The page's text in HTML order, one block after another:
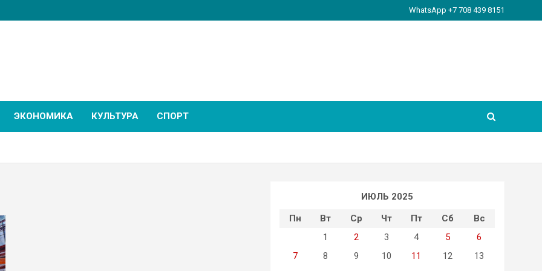
WhatsApp +7 708 439 8151
ЭКОНОМИКА КУЛЬТУРА СПОРТ
ИЮЛЬ 2025
Пн
Вт Ср Чт Пт Сб
Вс
1
2 3 4 5
6
7
8 9 10 11 12
13